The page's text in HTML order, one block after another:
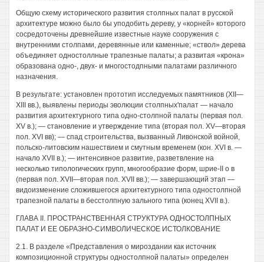
Общую схему исторического развития столпных палат в русской
архитектуре можно было бы уподобить дереву, у «корней» которого
сосредоточены древнейшие известные науке сооружения с
внутренними столпами, деревянные или каменные; «ствол» дерева
объединяет одностоллные трапезные палаты; а развитая «крона»
образована одно-, двух- и многостодпными палатами различного
назначения.
В результате: установлен прототип исследуемых памятников (XII—
XIII вв.), выявлены периоды эволюции столпных'палат — начало
развития архитектурного типа одно-столпной палаты (первая пол.
XV в.); — становление и утверждение типа (вторая пол. XV—вторая
пол. XVI вв); — спад строительства, вызванный Ливонской войной,
польско-литовским нашествием и смутным временем (кон. XVI в. —
начало XVII в.); — интенсивное развитие, разветвление на
несколько типологических групп, многообразие форм, шрие-II о в
(первая пол. XVII—вторая пол. XVII вв.); — завершающий этап —
видоизменение сложившегося архитектурного типа одностолпной
трапезной палаты в бесстолпную зального типа (конец XVII в.).
ГЛАВА II. ПРОСТРАНСТВЕННАЯ СТРУКТУРА ОДНОСТОЛПНЫХ
ПАЛАТ И ЕЕ ОБРАЗНО-СИМВОЛИЧЕСКОЕ ИСТОЛКОВАНИЕ
2.1. В разделе «Представления о мироздании как источник
композиционной структуры одностолпной палаты» определен